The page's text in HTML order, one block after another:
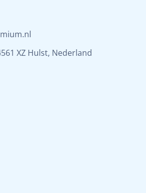
XZ Hulst, Nederland